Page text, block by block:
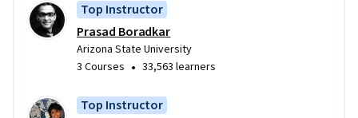
Top Instructor
Prasad Boradkar
Arizona State University
3 Courses • 33,563 learners
Top Instructor